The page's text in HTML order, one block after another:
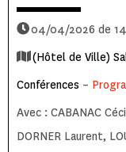
04/04/2026 de
(Hôtel de Ville)
Conférences –
Avec : CABANAC
DORNER Laurent,